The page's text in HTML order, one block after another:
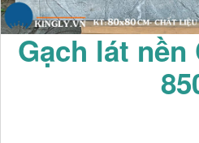
Gạch lát nền